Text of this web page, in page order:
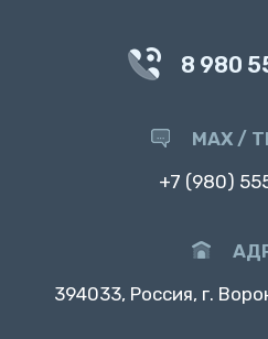
8 980
MAX /
+7 (980)
394033, Россия, г.